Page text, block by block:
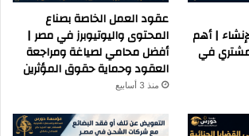
| أهم
في
عقود العمل الخاصة بصناع
المحتوى واليوتيوبرز في مصر |
أفضل محامي لصياغة ومراجعة
العقود وحماية حقوق المؤثرين
منذ 3 أسابيع